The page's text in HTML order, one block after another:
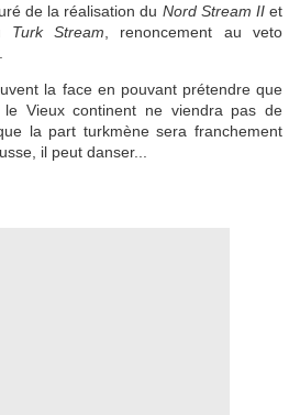
de la réalisation du Nord Stream IIet
Turk Stream , renoncement au veto
la face en pouvant prétendre que
Vieux continent ne viendra pas de
la part turkmène sera franchement
il peut danser...